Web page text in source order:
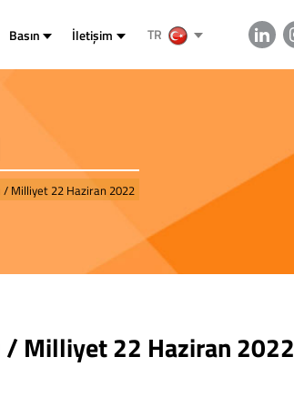
Basın İletişim TR
/ Milliyet 22 Haziran 2022
/ Milliyet 22 Haziran 2022